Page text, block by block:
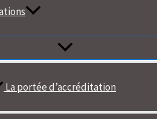
La portée d’accréditation